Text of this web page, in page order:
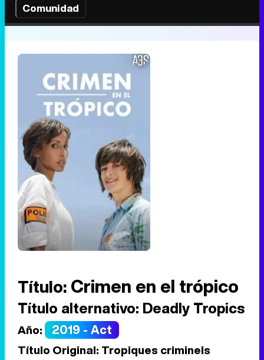
Comunidad
Título:Crimen en el trópico
Título alternativo: Deadly Tropics
Año: 2019 - Act
Título Original: Tropiques criminels